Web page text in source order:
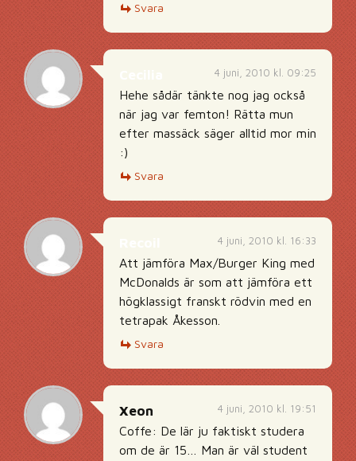
Svara
4 juni, 2010 kl. 09:25
Hehe sådär tänkte nog jag också
när jag var femton! Rätta mun
efter massäck säger alltid mor min
:)
Svara
4 juni, 2010 kl. 16:33
Att jämföra Max/Burger King med
McDonalds är som att jämföra ett
högklassigt franskt rödvin med en
tetrapak Åkesson.
Svara
4 juni, 2010 kl. 19:51
Xeon
Coffe: De lär ju faktiskt studera
om de är 15… Man är väl student